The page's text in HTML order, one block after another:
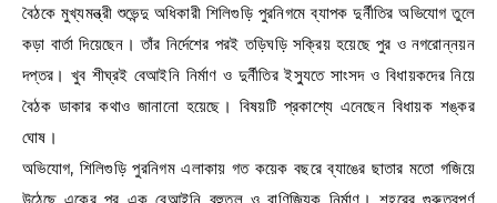
বৈঠকে মুখ্যমন্ত্রী শুভেন্দু অধিকারী শিলিগুড়ি পুরনিগমে ব্যাপক দুর্নীতির অভিযোগ তুলে
কড়া বার্তা দিয়েছেন। তাঁর নির্দেশের পরই তড়িঘড়ি সক্রিয় হয়েছে পুর ও নগরোন্নয়ন
দপ্তর। খুব শীঘ্রই বেআইনি নির্মাণ ও দুর্নীতির ইস্যুতে সাংসদ ও বিধায়কদের নিয়ে
বৈঠক ডাকার কথাও জানানো হয়েছে। বিষয়টি প্রকাশ্যে এনেছেন বিধায়ক শঙ্কর
ঘোষ।
অভিযোগ, শিলিগুড়ি পুরনিগম এলাকায় গত কয়েক বছরে ব্যাঙের ছাতার মতো গজিয়ে